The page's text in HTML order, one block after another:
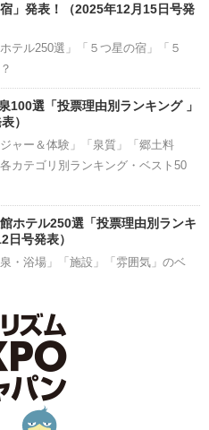
」発表！（2025年12月15日号発
テル250選」「５つ星の宿」「５
100選「投票理由別ランキング 」
）
ャー＆体験」「泉質」「郷土料
カテゴリ別ランキング・ベスト50
ホテル250選「投票理由別ランキ
日号発表）
・浴場」「施設」「雰囲気」のベ